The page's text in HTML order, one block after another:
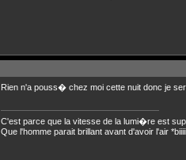
Rien n'a pouss� chez moi cette nuit donc je
C'est parce que la vitesse de la lumi�re est
Que l'homme parait brillant avant d'avoir l'air